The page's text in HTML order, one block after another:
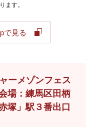
ます。
で見る
ーメゾンフェス
場：練馬区田柄
塚」駅３番出口